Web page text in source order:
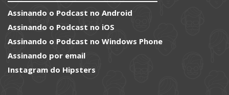
Assinando o Podcast no Android
Assinando o Podcast no iOS
Assinando o Podcast no Windows Phone
Assinando por email
Instagram do Hipsters